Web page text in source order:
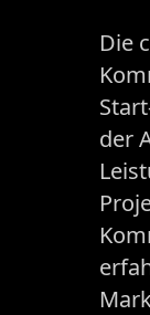
Die
der